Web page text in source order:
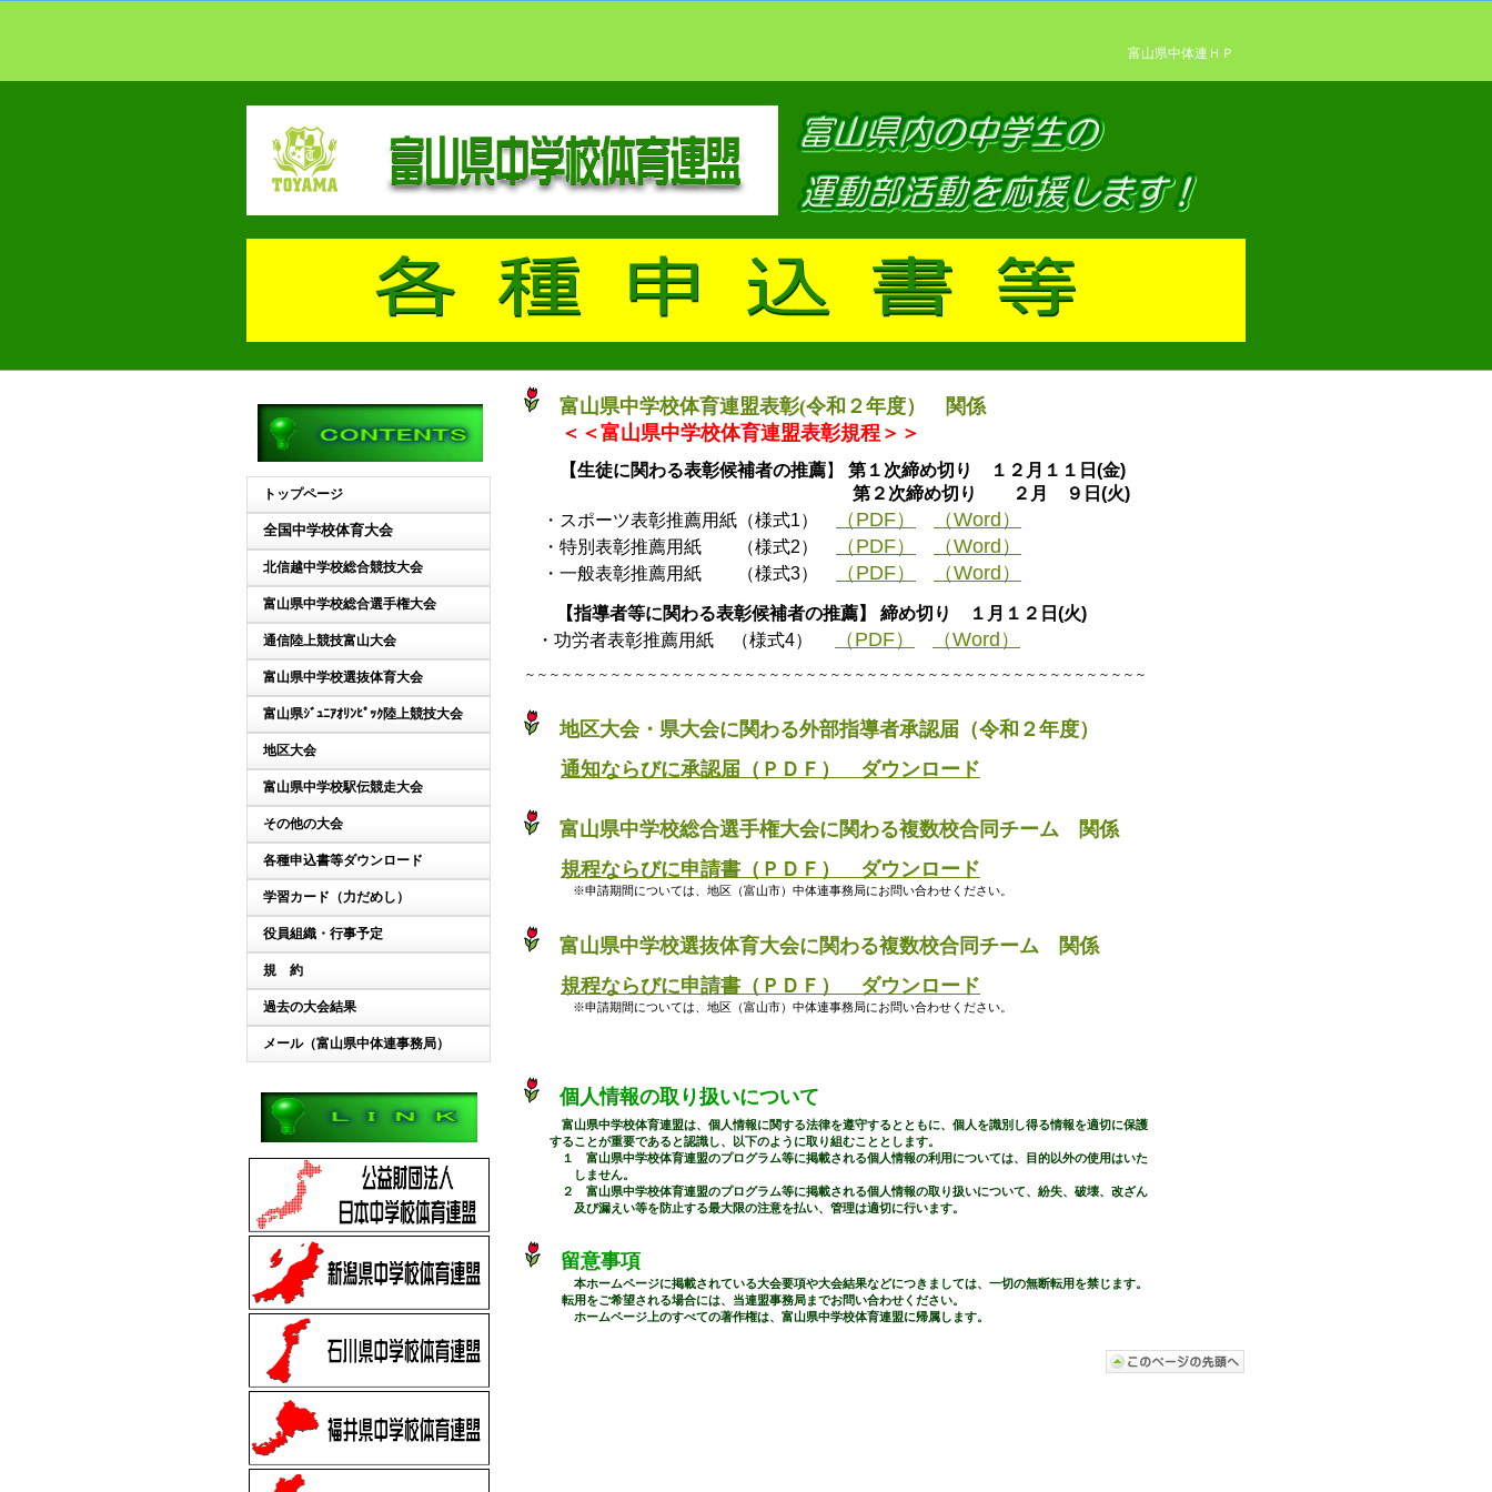
富山県中体連ＨＰ
富山県中学校体育連盟表彰(令和２年度） 関係
＜＜富山県中学校体育連盟表彰規程＞＞
【生徒に関わる表彰候補者の推薦】 第１次締め切り １２月１１日(金)
第２次締め切り ２月 ９日(火)
・スポーツ表彰推薦用紙（様式1）
（PDF） （Word）
・特別表彰推薦用紙 （様式2） （PDF） （Word）
・一般表彰推薦用紙 （様式3） （PDF） （Word）
【指導者等に関わる表彰候補者の推薦】 締め切り １月１２日(火)
・功労者表彰推薦用紙 （様式4）
（PDF） （Word）
～～～～～～～～～～～～～～～～～～～～～～～～～～～～～～～～～～～～～～～～～～～～～～～～～～～
地区大会・県大会に関わる外部指導者承認届（令和２年度）
通知ならびに承認届（ＰＤＦ） ダウンロード
富山県中学校総合選手権大会に関わる複数校合同チーム 関係
規程ならびに申請書（ＰＤＦ） ダウンロード
※申請期間については、地区（富山市）中体連事務局にお問い合わせください。
富山県中学校選抜体育大会に関わる複数校合同チーム 関係
規程ならびに申請書（ＰＤＦ） ダウンロード
※申請期間については、地区（富山市）中体連事務局にお問い合わせください。
個人情報の取り扱いについて
富山県中学校体育連盟は、個人情報に関する法律を遵守するとともに、個人を識別し得る情報を適切に保護
することが重要であると認識し、以下のように取り組むこととします。
１ 富山県中学校体育連盟のプログラム等に掲載される個人情報の利用については、目的以外の使用はいた
しません。
２ 富山県中学校体育連盟のプログラム等に掲載される個人情報の取り扱いについて、紛失、破壊、改ざん
及び漏えい等を防止する最大限の注意を払い、管理は適切に行います。
留意事項
本ホームページに掲載されている大会要項や大会結果などにつきましては、一切の無断転用を禁じます。
転用をご希望される場合には、当連盟事務局までお問い合わせください。
ホームページ上のすべての著作権は、富山県中学校体育連盟に帰属します。
トップページ
全国中学校体育大会
北信越中学校総合競技大会
富山県中学校総合選手権大会
通信陸上競技富山大会
富山県中学校選抜体育大会
富山県ｼﾞｭﾆｱｵﾘﾝﾋﾟｯｸ陸上競技大会
地区大会
富山県中学校駅伝競走大会
その他の大会
各種申込書等ダウンロード
学習カード（力だめし）
役員組織・行事予定
規 約
過去の大会結果
メール（富山県中体連事務局）